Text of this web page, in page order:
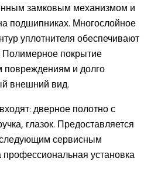
замковым механизмом и
подшипниках. Многослойное
уплотнителя обеспечивают
покрытие
повреждениям и долго
внешний вид.
дверное полотно с
глазок. Предоставляется
сервисным
установка